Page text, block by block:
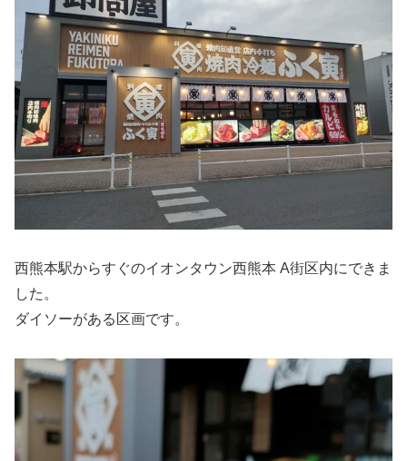
西熊本駅からすぐのイオンタウン西熊本 A街区内にできま
した。
ダイソーがある区画です。